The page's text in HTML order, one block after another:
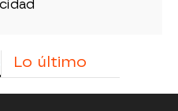
Lo último